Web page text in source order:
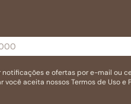
e ofertas por e-mail ou
você aceita nossosTermos de Usoe